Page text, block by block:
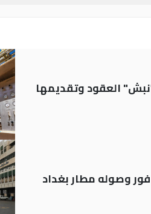
العقود وتقديمها
وصوله مطار بغداد